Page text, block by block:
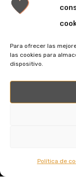
Para ofrecer las
las cookies para
dispositivo.
Política de
Mail:
Política